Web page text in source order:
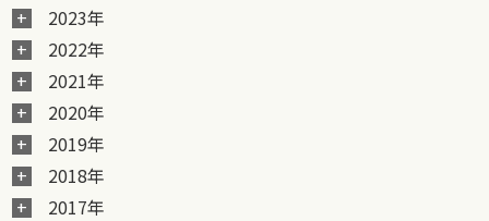
2023年
2022年
2021年
2020年
2019年
2018年
2017年